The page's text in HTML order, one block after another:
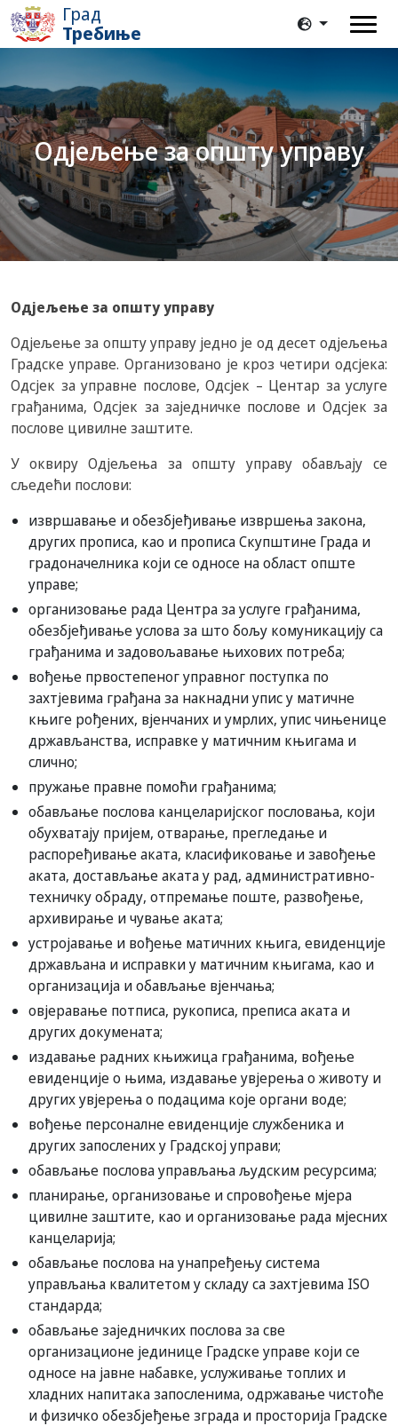
Град
Требиње
Одјељење за општу управу
Одјељење за општу управу
Одјељење за општу управу једно је од десет одјељења
Градске управе. Организовано је кроз четири одсјека:
Одсјек за управне послове, Одсјек – Центар за услуге
грађанима, Одсјек за заједничке послове и Одсјек за
послове цивилне заштите.
У оквиру Одјељења за општу управу обављају се
сљедећи послови:
извршавање и обезбјеђивање извршења закона,
других прописа, као и прописа Скупштине Града и
градоначелника који се односе на област опште
управе;
организовање рада Центра за услуге грађанима,
обезбјеђивање услова за што бољу комуникацију са
грађанима и задовољавање њихових потреба;
вођење првостепеног управног поступка по
захтјевима грађана за накнадни упис у матичне
књиге рођених, вјенчаних и умрлих, упис чињенице
држављанства, исправке у матичним књигама и
слично;
пружање правне помоћи грађанима;
обављање послова канцеларијског пословања, који
обухватају пријем, отварање, прегледање и
распоређивање аката, класификовање и завођење
аката, достављање аката у рад, административно-
техничку обраду, отпремање поште, развођење,
архивирање и чување аката;
устројавање и вођење матичних књига, евиденције
држављана и исправки у матичним књигама, као и
организација и обављање вјенчања;
овјеравање потписа, рукописа, преписа аката и
других докумената;
издавање радних књижица грађанима, вођење
евиденције о њима, издавање увјерења о животу и
других увјерења о подацима које органи воде;
вођење персоналне евиденције службеника и
других запослених у Градској управи;
обављање послова управљања људским ресурсима;
планирање, организовање и спровођење мјера
цивилне заштите, као и организовање рада мјесних
канцеларија;
обављање послова на унапређењу система
управљања квалитетом у складу са захтјевима ISO
стандарда;
обављање заједничких послова за све
организационе јединице Градске управе који се
односе на јавне набавке, услуживање топлих и
хладних напитака запосленима, одржавање чистоће
и физичко обезбјеђење зграда и просторија Градске